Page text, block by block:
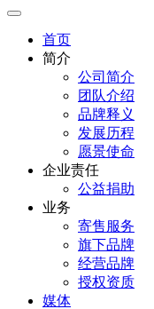
首页
简介
公司简介
团队介绍
品牌释义
发展历程
愿景使命
企业责任
公益捐助
业务
寄售服务
旗下品牌
经营品牌
授权资质
媒体